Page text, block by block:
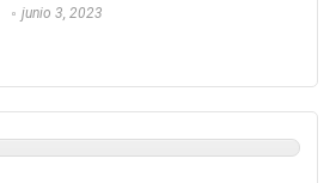
junio 3, 2023